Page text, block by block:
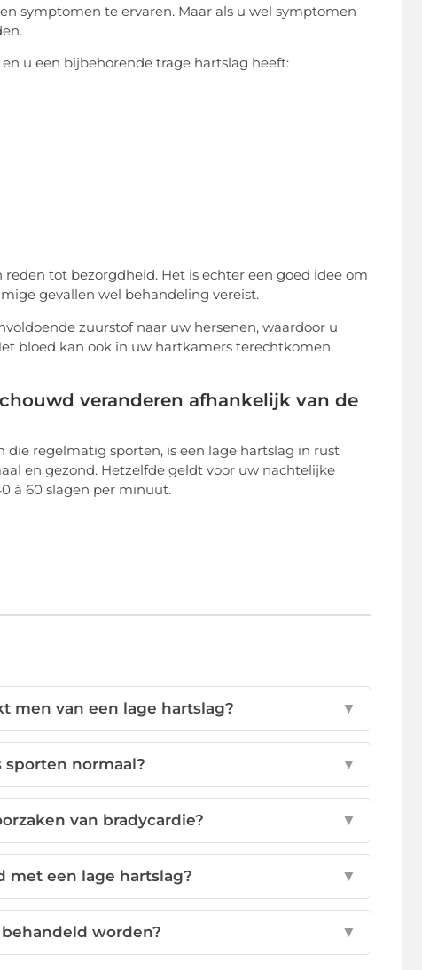
symptomen te ervaren. Maar als u wel symptomen
u een bijbehorende trage hartslag heeft:
tot bezorgdheid. Het is echter een goed idee om
gevallen wel behandeling vereist.
zuurstof naar uw hersenen, waardoor u
bloed kan ook in uw hartkamers terechtkomen,
veranderen afhankelijk van de
regelmatig sporten, is een lage hartslag in rust
en gezond. Hetzelfde geldt voor uw nachtelijke
à 60 slagen per minuut.
men van een lage hartslag? ▼
sporten normaal? ▼
van bradycardie? ▼
met een lage hartslag? ▼
worden? ▼